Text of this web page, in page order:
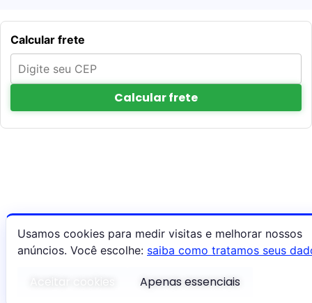
Calcular frete
Calcular frete
Usamos cookies para medir visitas e melhorar nossos
anúncios. Você escolhe: saiba como tratamos seus
Apenas essenciais